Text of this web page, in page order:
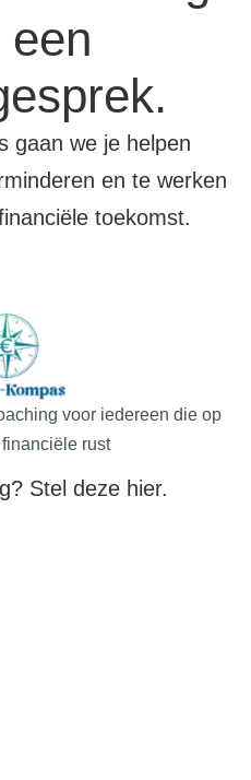
een
gaan we je helpen
en te werken
toekomst.
voor iedereen die op
rust
Stel deze hier.